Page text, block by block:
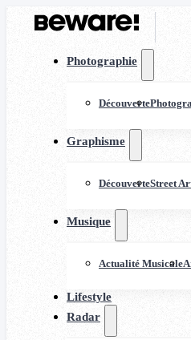
Photographie
Découverte
Graphisme
DécouverteStreet
Musique
Actualité Musicale
Lifestyle
Radar